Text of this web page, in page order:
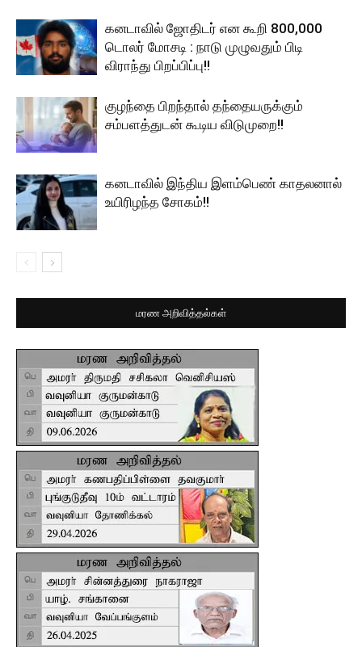
கனடாவில் ஜோதிடர் என கூறி 800,000
டொலர் மோசடி : நாடு முழுவதும் பிடி
விராந்து பிறப்பிப்பு!!
குழந்தை பிறந்தால் தந்தையருக்கும்
சம்பளத்துடன் கூடிய விடுமுறை!!
கனடாவில் இந்திய இளம்பெண் காதலனால்
உயிரிழந்த சோகம்!!
மரண அறிவித்தல்கள்